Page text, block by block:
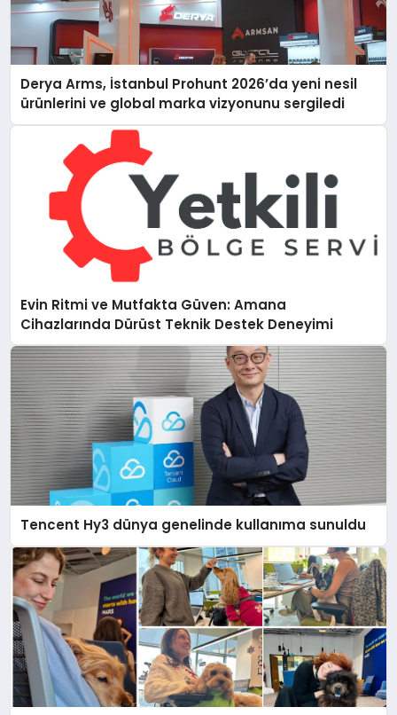
Derya Arms, İstanbul Prohunt 2026’da yeni nesil
ürünlerini ve global marka vizyonunu sergiledi
Evin Ritmi ve Mutfakta Güven: Amana
Cihazlarında Dürüst Teknik Destek Deneyimi
Tencent Hy3 dünya genelinde kullanıma sunuldu